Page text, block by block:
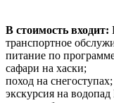
В стоимость входит:
транспортное
питание по
сафари на хаски;
поход на снегоступах;
экскурсия на